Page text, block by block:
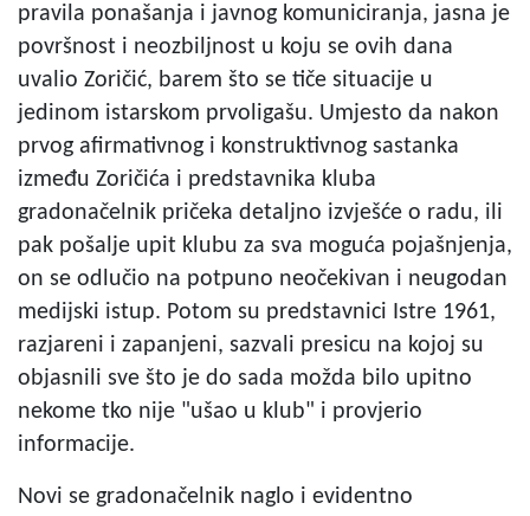
pravila ponašanja i javnog komuniciranja, jasna je
površnost i neozbiljnost u koju se ovih dana
uvalio Zoričić, barem što se tiče situacije u
jedinom istarskom prvoligašu. Umjesto da nakon
prvog afirmativnog i konstruktivnog sastanka
između Zoričića i predstavnika kluba
gradonačelnik pričeka detaljno izvješće o radu, ili
pak pošalje upit klubu za sva moguća pojašnjenja,
on se odlučio na potpuno neočekivan i neugodan
medijski istup. Potom su predstavnici Istre 1961,
razjareni i zapanjeni, sazvali presicu na kojoj su
objasnili sve što je do sada možda bilo upitno
nekome tko nije "ušao u klub" i provjerio
informacije.
Novi se gradonačelnik naglo i evidentno